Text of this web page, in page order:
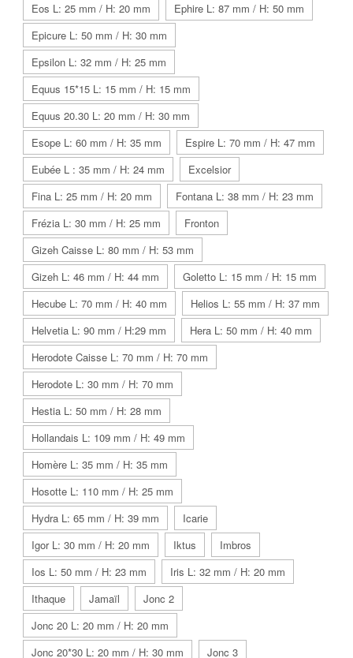
Eos L: 25 mm / H: 20 mm
Ephire L: 87 mm / H: 50 mm
Epicure L: 50 mm / H: 30 mm
Epsilon L: 32 mm / H: 25 mm
Equus 15*15 L: 15 mm / H: 15 mm
Equus 20.30 L: 20 mm / H: 30 mm
Esope L: 60 mm / H: 35 mm
Espire L: 70 mm / H: 47 mm
Eubée L : 35 mm / H: 24 mm
Excelsior
Fina L: 25 mm / H: 20 mm
Fontana L: 38 mm / H: 23 mm
Frézia L: 30 mm / H: 25 mm
Fronton
Gizeh Caisse L: 80 mm / H: 53 mm
Gizeh L: 46 mm / H: 44 mm
Goletto L: 15 mm / H: 15 mm
Hecube L: 70 mm / H: 40 mm
Helios L: 55 mm / H: 37 mm
Helvetia L: 90 mm / H:29 mm
Hera L: 50 mm / H: 40 mm
Herodote Caisse L: 70 mm / H: 70 mm
Herodote L: 30 mm / H: 70 mm
Hestia L: 50 mm / H: 28 mm
Hollandais L: 109 mm / H: 49 mm
Homère L: 35 mm / H: 35 mm
Hosotte L: 110 mm / H: 25 mm
Hydra L: 65 mm / H: 39 mm
Icarie
Igor L: 30 mm / H: 20 mm
Iktus
Imbros
Ios L: 50 mm / H: 23 mm
Iris L: 32 mm / H: 20 mm
Ithaque
Jamaïl
Jonc 2
Jonc 20 L: 20 mm / H: 20 mm
Jonc 20*30 L: 20 mm / H: 30 mm
Jonc 3